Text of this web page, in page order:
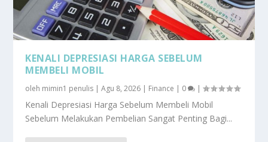
KENALI DEPRESIASI HARGA SEBELUM
MEMBELI MOBIL
oleh mimin1 penulis |Agu 8, 2026 | Finance | 0 |
Kenali Depresiasi Harga Sebelum Membeli Mobil
Sebelum Melakukan Pembelian Sangat Penting Bagi...